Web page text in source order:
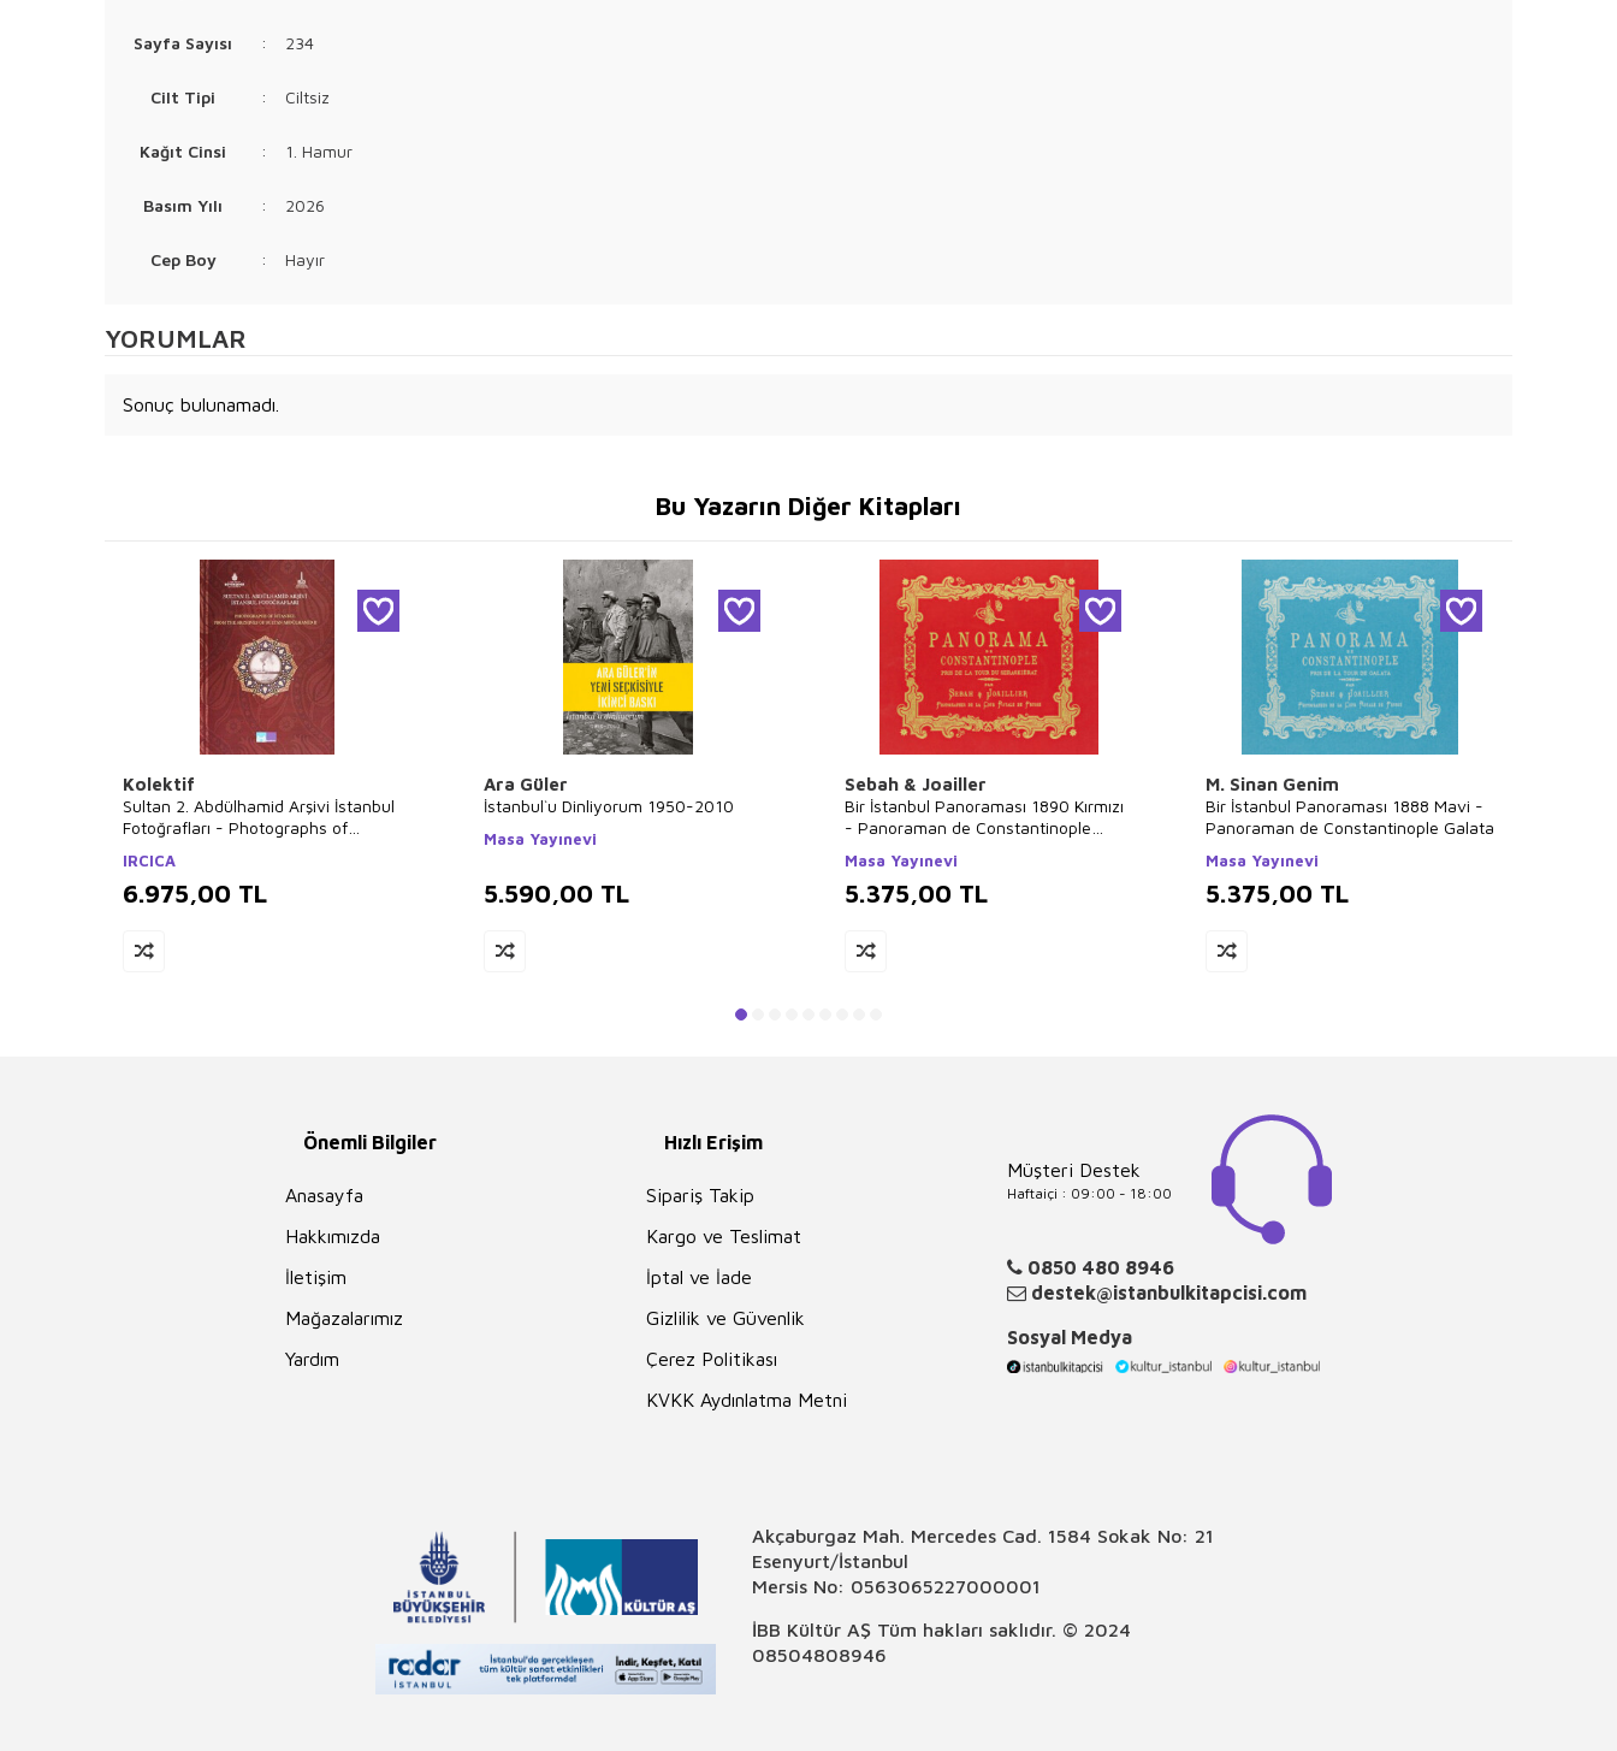
Sayfa Sayısı : 234
Cilt Tipi : Ciltsiz
Kağıt Cinsi : 1. Hamur
Basım Yılı : 2026
Cep Boy : Hayır
YORUMLAR
Sonuç bulunamadı.
Bu Yazarın Diğer Kitapları
Kolektif
Sultan 2. Abdülhamid Arşivi İstanbul
Fotoğrafları - Photographs of
Abdülhamid 2
IRCICA
6.975,00 TL
Ara Güler
İstanbul`u Dinliyorum 1950-2010
Masa Yayınevi
5.590,00 TL
Sebah & Joailler
Bir İstanbul Panoraması 1890 Kırmızı
- Panoraman de Constantinople
Masa Yayınevi
5.375,00 TL
M. Sinan Genim
Bir İstanbul Panoraması 1888 Mavi -
Panoraman de Constantinople Galata
Masa Yayınevi
5.375,00 TL
Önemli Bilgiler
Anasayfa
Hakkımızda
İletişim
Mağazalarımız
Yardım
Hızlı Erişim
Sipariş Takip
Kargo ve Teslimat
İptal ve İade
Gizlilik ve Güvenlik
Çerez Politikası
KVKK Aydınlatma Metni
Müşteri Destek
Haftaiçi : 09:00 - 18:00
0850 480 8946
destek@istanbulkitapcisi.com
Sosyal Medya
Akçaburgaz Mah. Mercedes Cad. 1584 Sokak No: 21
Esenyurt/İstanbul
Mersis No: 0563065227000001
İBB Kültür AŞ Tüm hakları saklıdır. © 2024
08504808946